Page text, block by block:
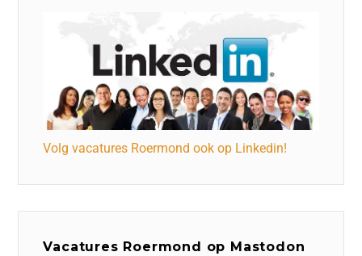
Volg vacatures Roermond ook op Linkedin!
Vacatures Roermond op Mastodon